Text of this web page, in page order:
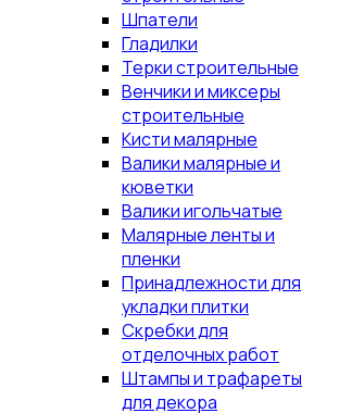
Шпатели
Гладилки
Терки строительные
Венчики и миксеры
строительные
Кисти малярные
Валики малярные и
кюветки
Валики игольчатые
Малярные ленты и
пленки
Принадлежности для
укладки плитки
Скребки для
отделочных работ
Штампы и трафареты
для декора